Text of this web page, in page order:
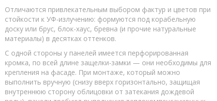
Отличаются привлекательным выбором фактур и цветов при
стойкости к УФ-излучению: формуются под корабельную
доску или брус, блок-хаус, бревна (и прочие натуральные
материалы) в десятках оттенков.
С одной стороны у панелей имеется перфорированная
кромка, по всей длине защелки-замки — они необходимы для
крепления на фасаде. При монтаже, который можно
выполнить вручную (снизу вверх горизонтально, защищая
внутреннюю сторону облицовки от затекания дождевой